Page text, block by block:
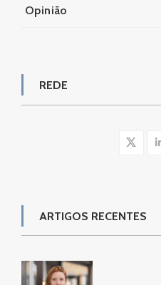
Opinião
REDE
ARTIGOS RECENTES